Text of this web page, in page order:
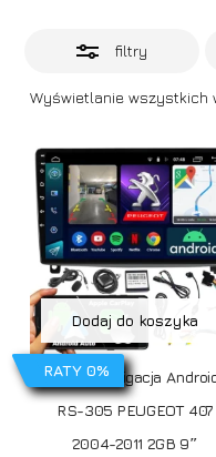
filtry
Wyświetlanie wszystkich
RATY 0%
Dodaj do koszyka
Radio Nawigacja
RS-305 PEUGEOT 407
2004-2011 2GB 9″